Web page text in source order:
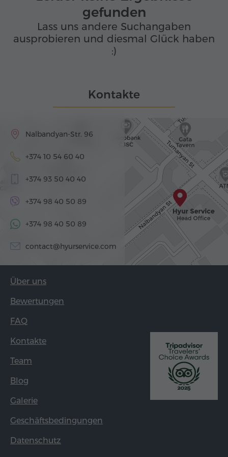
gefunden
Lass uns andere Suchangaben
ausprobieren und diesmal Glück haben
:)
Kontakte
Nalbandyan-Str. 96
+374 10 54 60 40
+374 93 50 40 40
+374 98 40 50 89
+374 98 40 50 89
contact@hyurservice.com
Über uns
Bewertungen
FAQ
Kontakte
Team
Blog
Galerie
Geschäftsbedingungen
Datenschutz